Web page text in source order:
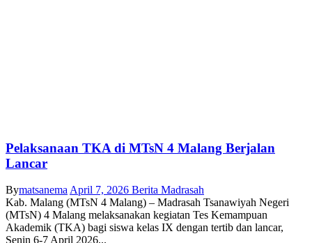
Pelaksanaan TKA di MTsN 4 Malang Berjalan
Lancar
BymatsanemaApril 7, 2026 Berita Madrasah
Kab. Malang (MTsN 4 Malang) – Madrasah Tsanawiyah Negeri
(MTsN) 4 Malang melaksanakan kegiatan Tes Kemampuan
Akademik (TKA) bagi siswa kelas IX dengan tertib dan lancar,
Senin 6-7 April 2026...